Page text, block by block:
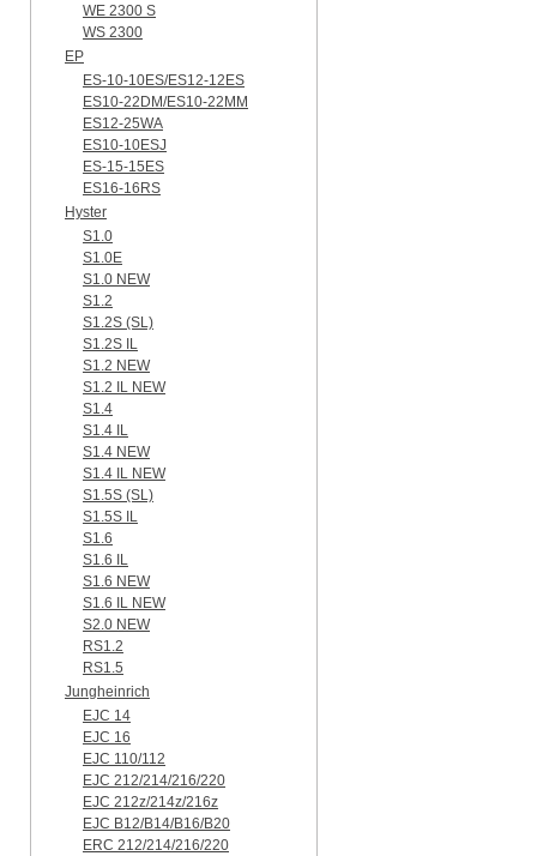
WE 2300 S
WS 2300
EP
ES-10-10ES/ES12-12ES
ES10-22DM/ES10-22MM
ES12-25WA
ES10-10ESJ
ES-15-15ES
ES16-16RS
Hyster
S1.0
S1.0E
S1.0 NEW
S1.2
S1.2S (SL)
S1.2S IL
S1.2 NEW
S1.2 IL NEW
S1.4
S1.4 IL
S1.4 NEW
S1.4 IL NEW
S1.5S (SL)
S1.5S IL
S1.6
S1.6 IL
S1.6 NEW
S1.6 IL NEW
S2.0 NEW
RS1.2
RS1.5
Jungheinrich
EJC 14
EJC 16
EJC 110/112
EJC 212/214/216/220
EJC 212z/214z/216z
EJC B12/B14/B16/B20
ERC 212/214/216/220